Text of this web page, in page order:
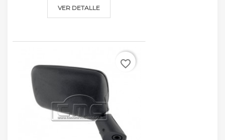
VER DETALLE
favorite_border